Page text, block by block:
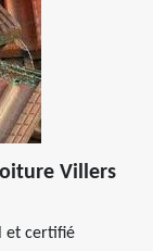
Villers
et certifié